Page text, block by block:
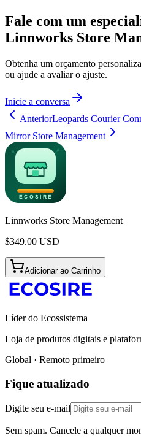
Fale com um
Linnworks Store
Obtenha um orçamento
ou ajude a avaliar o ajuste.
Inicie a conversa
AnteriorLeopards Courier
Mirror Store Management
Linnworks Store Management
$349.00 USD
Adicionar ao Carrinho
Líder do Ecossistema
Loja de produtos digitais e
Global · Remoto primeiro
Fique atualizado
Digite seu e-mail
Sem spam. Cancele a qualquer